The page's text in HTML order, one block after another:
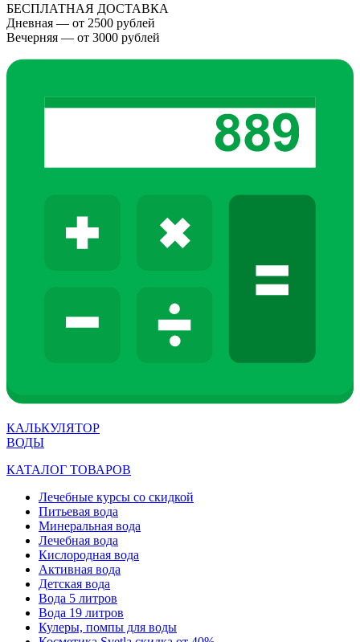
БЕСПЛАТНАЯ ДОСТАВКА
Дневная — от 2500 рублей
Вечерняя — от 3000 рублей
КАЛЬКУЛЯТОР
ВОДЫ
КАТАЛОГ ТОВАРОВ
Лечебные курсы со скидкой
Питьевая вода
Минеральная вода
Лечебная вода
Кислородная вода
Активная вода
Детская вода
Вода 5 литров
Вода 19 литров
Кулеры, помпы для воды